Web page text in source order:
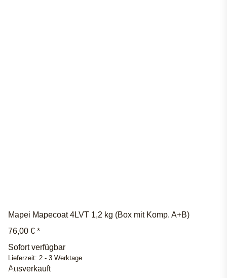
Mapei Mapecoat 4LVT 1,2 kg (Box mit Komp. A+B)
76,00 € *
Sofort verfügbar
Lieferzeit: 2 - 3 Werktage
Ausverkauft